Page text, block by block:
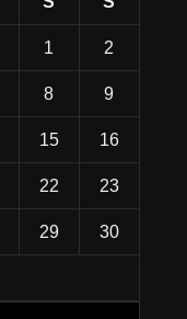
1 2
8 9
15 16
22 23
29 30